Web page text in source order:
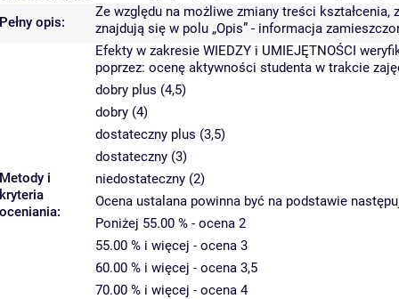
Pełny opis:
Ze względu na możliwe zmiany treści
znajdują się w polu „Opis” - informacja
Metody i
kryteria
oceniania:
Efekty w zakresie WIEDZY i UMIEJĘTNOŚCI
poprzez: ocenę aktywności studenta w trakcie
dobry plus (4,5)
dobry (4)
dostateczny plus (3,5)
dostateczny (3)
niedostateczny (2)
Ocena ustalana powinna być na podstawie
Poniżej 55.00 % - ocena 2
55.00 % i więcej - ocena 3
60.00 % i więcej - ocena 3,5
70.00 % i więcej - ocena 4